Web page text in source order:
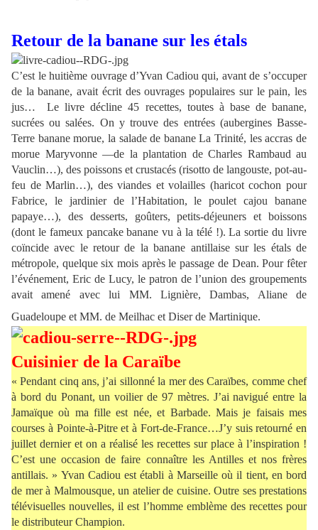
Retour de la banane sur les étals
C’est le huitième ouvrage d’Yvan Cadiou qui, avant de s’occuper
de la banane, avait écrit des ouvrages populaires sur le pain, les
jus… Le livre décline 45 recettes, toutes à base de banane,
sucrées ou salées. On y trouve des entrées (aubergines Basse-
Terre banane morue, la salade de banane La Trinité, les accras de
morue Maryvonne —de la plantation de Charles Rambaud au
Vauclin…), des poissons et crustacés (risotto de langouste, pot-au-
feu de Marlin…), des viandes et volailles (haricot cochon pour
Fabrice, le jardinier de l’Habitation, le poulet cajou banane
papaye…), des desserts, goûters, petits-déjeuners et boissons
(dont le fameux pancake banane vu à la télé !). La sortie du livre
coïncide avec le retour de la banane antillaise sur les étals de
métropole, quelque six mois après le passage de Dean. Pour fêter
l’événement, Eric de Lucy, le patron de l’union des groupements
avait amené avec lui MM. Lignière, Dambas, Aliane de
Guadeloupe et MM. de Meilhac et Diser de Martinique.
Cuisinier de la Caraïbe
« Pendant cinq ans, j’ai sillonné la mer des Caraïbes, comme chef
à bord du Ponant, un voilier de 97 mètres. J’ai navigué entre la
Jamaïque où ma fille est née, et Barbade. Mais je faisais mes
courses à Pointe-à-Pitre et à Fort-de-France…J’y suis retourné en
juillet dernier et on a réalisé les recettes sur place à l’inspiration !
C’est une occasion de faire connaître les Antilles et nos frères
antillais. » Yvan Cadiou est établi à Marseille où il tient, en bord
de mer à Malmousque, un atelier de cuisine. Outre ses prestations
télévisuelles nouvelles, il est l’homme emblème des recettes pour
le distributeur Champion.